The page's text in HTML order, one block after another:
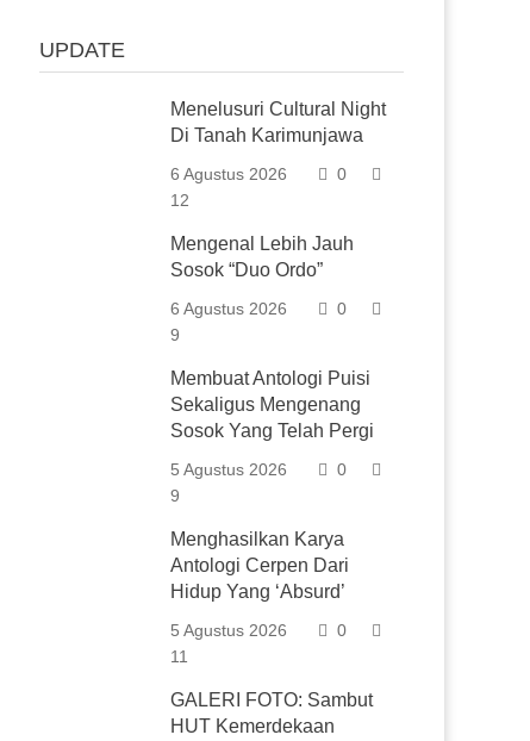
UPDATE
Menelusuri Cultural Night
Di Tanah Karimunjawa
6 Agustus 2026
0
12
Mengenal Lebih Jauh
Sosok “Duo Ordo”
6 Agustus 2026
0
9
Membuat Antologi Puisi
Sekaligus Mengenang
Sosok Yang Telah Pergi
5 Agustus 2026
0
9
Menghasilkan Karya
Antologi Cerpen Dari
Hidup Yang ‘Absurd’
5 Agustus 2026
0
11
GALERI FOTO: Sambut
HUT Kemerdekaan